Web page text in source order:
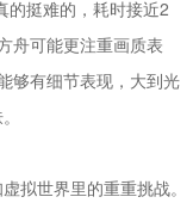
的挺难的，耗时接近2
舟可能更注重画质表
够有细节表现，大到光
拟世界里的重重挑战。